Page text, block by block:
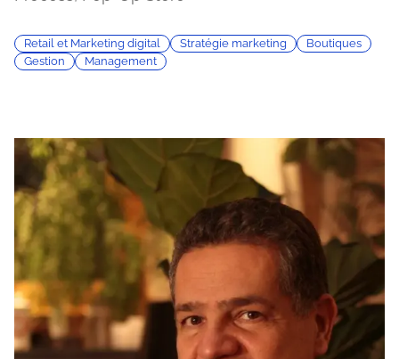
Retail et Marketing digital Stratégie marketing
Boutiques
Gestion
Management